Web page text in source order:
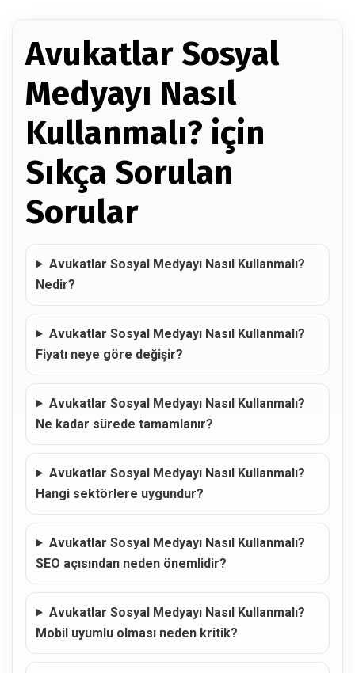
Avukatlar Sosyal
Medyayı Nasıl
Kullanmalı? için
Sıkça Sorulan
Sorular
Avukatlar Sosyal Medyayı Nasıl Kullanmalı?
Nedir?
Avukatlar Sosyal Medyayı Nasıl Kullanmalı?
Fiyatı neye göre değişir?
Avukatlar Sosyal Medyayı Nasıl Kullanmalı?
Ne kadar sürede tamamlanır?
Avukatlar Sosyal Medyayı Nasıl Kullanmalı?
Hangi sektörlere uygundur?
Avukatlar Sosyal Medyayı Nasıl Kullanmalı?
SEO açısından neden önemlidir?
Avukatlar Sosyal Medyayı Nasıl Kullanmalı?
Mobil uyumlu olması neden kritik?